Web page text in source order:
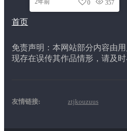
图珍藏
357
0
首页
免责声明：本网站部分内容由
现存在误传其作品情形，请及时
友情链接: ztjkouzuus